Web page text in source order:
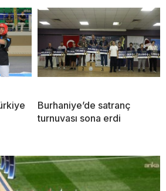
Burhaniye’de satranç
turnuvası sona erdi